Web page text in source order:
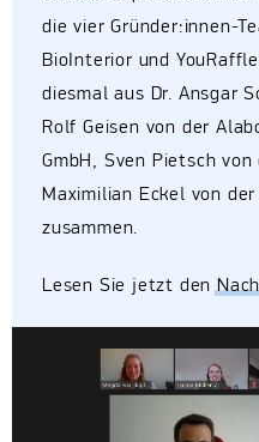
die vier Gründer:innen-
BioInterior und
diesmal aus Dr. Ansgar
Rolf Geisen von der
GmbH, Sven Pietsch
Maximilian Eckel von der
zusammen.
Lesen Sie jetzt den